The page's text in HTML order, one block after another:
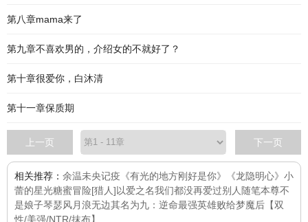
第八章mama来了
第九章不喜欢男的，介绍女的不就好了？
第十章很爱你，白沐清
第十一章保质期
上一页 下一页
相关推荐： 余温未央记疫 《有光的地方刚好是你》 《龙隐明心》 小
蕾的星光糖蜜冒险[猎人]以爱之名我们都没再爱过别人 随笔本尊不
是娘子琴瑟风月浪无边其名为九：逆命最强英雄败给梦魔后【双
性/美强/NTR/抹布】